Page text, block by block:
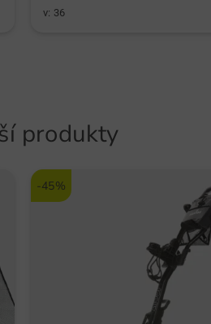
v: 36
produkty
-45%